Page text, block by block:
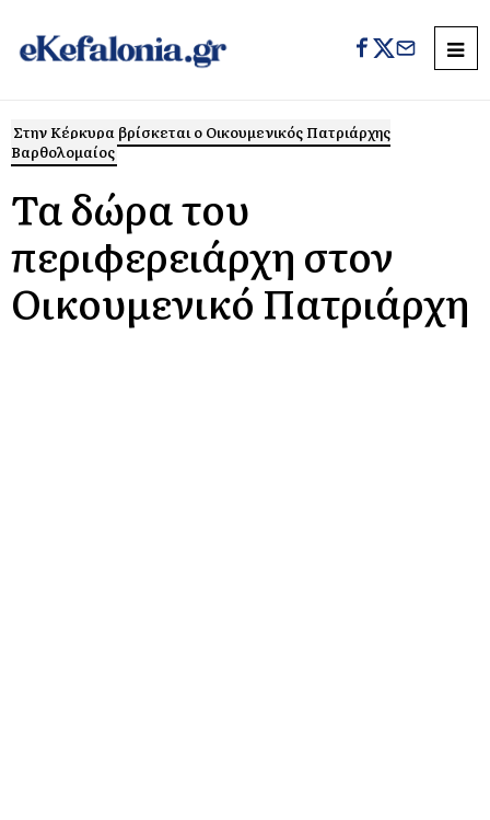
Στην Κέρκυρα βρίσκεται ο Οικουμενικός Πατριάρχης
Βαρθολομαίος
Τα δώρα του
περιφερειάρχη στον
Οικουμενικό Πατριάρχη